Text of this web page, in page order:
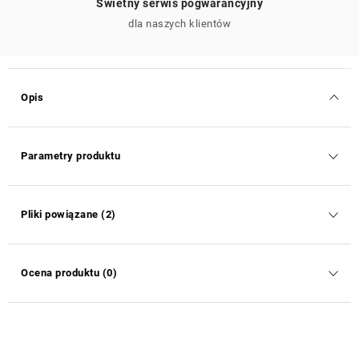
Świetny serwis pogwarancyjny
dla naszych klientów
Opis
Parametry produktu
Pliki powiązane (2)
Ocena produktu (0)